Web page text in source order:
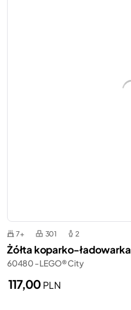
7+ 301 2
Żółta koparko-ładowarka
60480 - LEGO® City
117,00 PLN